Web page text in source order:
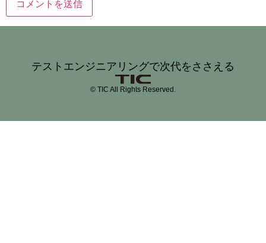
テストエンジニアリングで次代をささえる
© TIC All Rights Reserved.